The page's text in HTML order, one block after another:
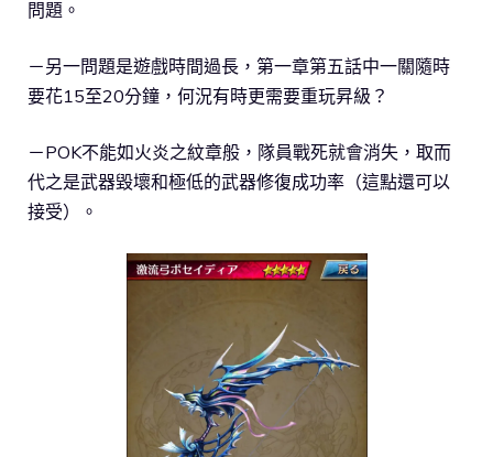
問題。
－另一問題是遊戲時間過長，第一章第五話中一關隨時
要花15至20分鐘，何況有時更需要重玩昇級？
－POK不能如火炎之紋章般，隊員戰死就會消失，取而
代之是武器毀壞和極低的武器修復成功率（這點還可以
接受）。